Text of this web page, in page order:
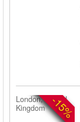
-15%
London, United
Kingdom